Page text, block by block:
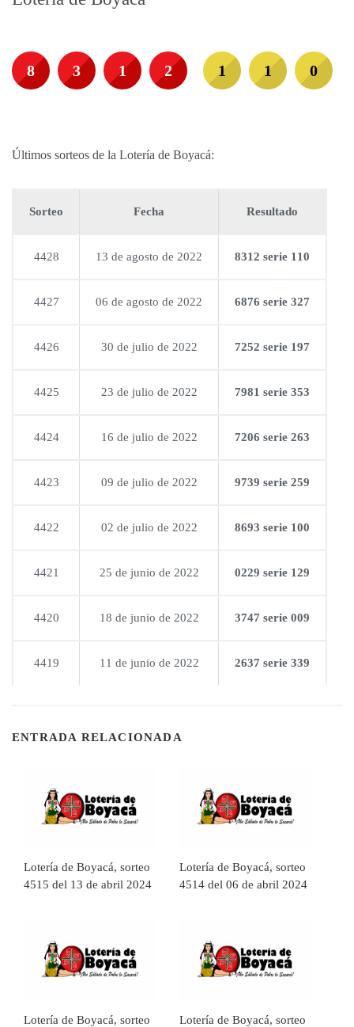
8 3 1 2 1 1 0
Últimos sorteos de la Lotería de Boyacá:
Sorteo Fecha Resultado
4428 13 de agosto de 2022 8312 serie 110
4427 06 de agosto de 2022 6876 serie 327
4426 30 de julio de 2022 7252 serie 197
4425 23 de julio de 2022 7981 serie 353
4424 16 de julio de 2022 7206 serie 263
4423 09 de julio de 2022 9739 serie 259
4422 02 de julio de 2022 8693 serie 100
4421 25 de junio de 2022 0229 serie 129
4420 18 de junio de 2022 3747 serie 009
4419 11 de junio de 2022 2637 serie 339
ENTRADA RELACIONADA
Lotería de Boyacá, sorteo
4515 del 13 de abril 2024
Lotería de Boyacá, sorteo
4514 del 06 de abril 2024
Lotería de Boyacá, sorteo
Lotería de Boyacá, sorteo